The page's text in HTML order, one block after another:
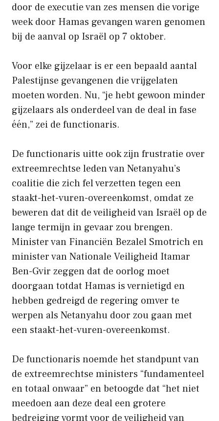
door de executie van zes mensen die vorige
week door Hamas gevangen waren genomen
bij de aanval op Israël op 7 oktober.
Voor elke gijzelaar is er een bepaald aantal
Palestijnse gevangenen die vrijgelaten
moeten worden. Nu, “je hebt gewoon minder
gijzelaars als onderdeel van de deal in fase
één,” zei de functionaris.
De functionaris uitte ook zijn frustratie over
extreemrechtse leden van Netanyahu’s
coalitie die zich fel verzetten tegen een
staakt-het-vuren-overeenkomst, omdat ze
beweren dat dit de veiligheid van Israël op de
lange termijn in gevaar zou brengen.
Minister van Financiën Bezalel Smotrich en
minister van Nationale Veiligheid Itamar
Ben-Gvir zeggen dat de oorlog moet
doorgaan totdat Hamas is vernietigd en
hebben gedreigd de regering omver te
werpen als Netanyahu door zou gaan met
een staakt-het-vuren-overeenkomst.
De functionaris noemde het standpunt van
de extreemrechtse ministers “fundamenteel
en totaal onwaar” en betoogde dat “het niet
meedoen aan deze deal een grotere
bedreiging vormt voor de veiligheid van